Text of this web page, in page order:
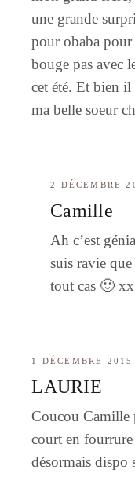
une grande
pour obaba
bouge pas avec
cet été. Et bien
ma belle soeur
2 DÉCEMBRE
Camille
Ah c’est
suis ravie
tout cas 🙂 xx
1 DÉCEMBRE 2015
LAURIE
Coucou Camille
court en
désormais dispo